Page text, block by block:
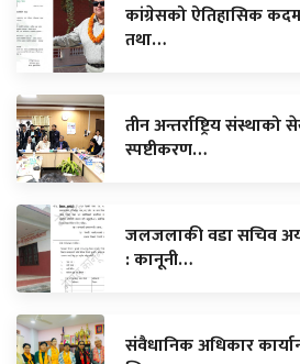
कांग्रेसको ऐतिहासिक
तथा…
तीन अन्तर्राष्ट्रिय
स्पष्टीकरण…
जलजलाकी वडा सचिव
: कानूनी…
संवैधानिक अधिकार